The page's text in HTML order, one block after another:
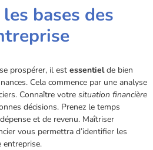
bases des
prospérer, il est essentielde bien
Cela commence par une analyse
Connaître votre situation financière
décisions. Prenez le temps
et de revenu. Maîtriser
vous permettra d’identifier les
entreprise.